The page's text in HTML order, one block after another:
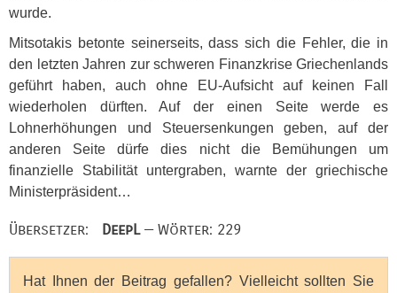
wurde.
Mitsotakis betonte seinerseits, dass sich die Fehler, die in
den letzten Jahren zur schweren Finanzkrise Griechenlands
geführt haben, auch ohne EU-Aufsicht auf keinen Fall
wiederholen dürften. Auf der einen Seite werde es
Lohnerhöhungen und Steuersenkungen geben, auf der
anderen Seite dürfe dies nicht die Bemühungen um
finanzielle Stabilität untergraben, warnte der griechische
Ministerpräsident…
Übersetzer: DeepL— Wörter: 229
Hat Ihnen der Beitrag gefallen? Vielleicht sollten Sie